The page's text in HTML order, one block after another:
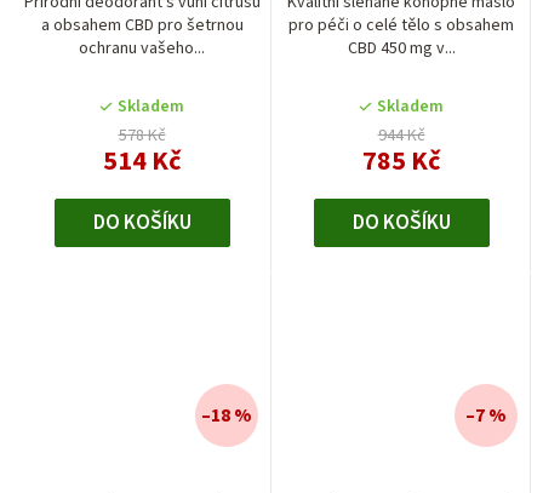
a obsahem CBD pro šetrnou
ochranu vašeho...
Skladem
578 Kč
514 Kč
DO KOŠÍKU
pro péči o celé tělo s obsahem
CBD 450 mg v...
Skladem
944 Kč
785 Kč
DO KOŠÍKU
–18 % –7 %